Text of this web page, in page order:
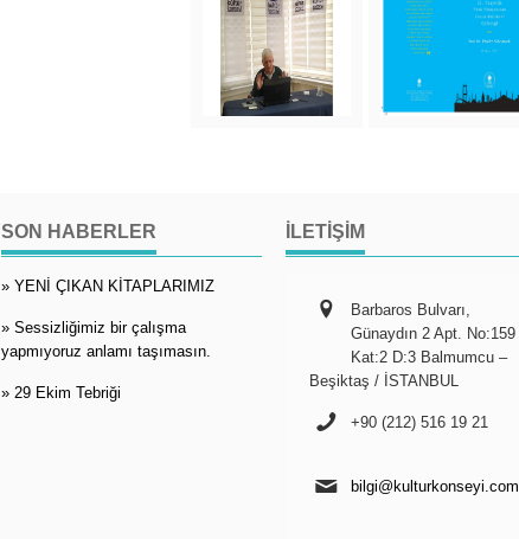
SON HABERLER
» YENİ ÇIKAN KİTAPLARIMIZ
» Sessizliğimiz bir çalışma
yapmıyoruz anlamı taşımasın.
» 29 Ekim Tebriği
İLETIŞIM
Barbaros Bulvarı,
Günaydın 2 Apt. No:159
Kat:2 D:3 Balmumcu –
Beşiktaş / İSTANBUL
+90 (212) 516 19 21
bilgi@kulturkonseyi.com